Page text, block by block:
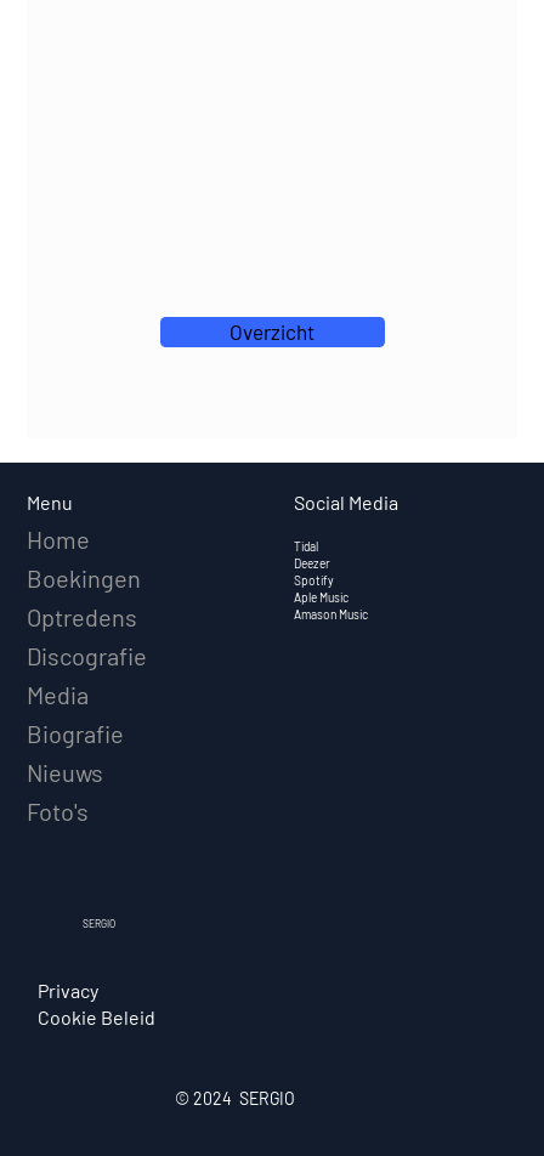
Overzicht
Menu
Home
Boekingen
Optredens
Discografie
Media
Biografie
Nieuws
Foto's
Social Media
Tidal
Deezer
Spotify
Aple Music
Amason Music
SERGIO
Privacy
Cookie Beleid
© 2024 SERGIO